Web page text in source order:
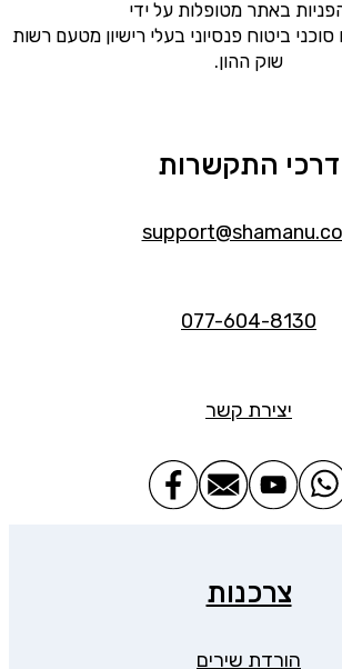
באתר מטופלות על ידי
ביטוח פנסיוני בעלי רישיון מטעם רשות
שוק ההון.
דרכי התקשרות
077-604-8130
יצירת קשר
צרכנות
הורדת שירים